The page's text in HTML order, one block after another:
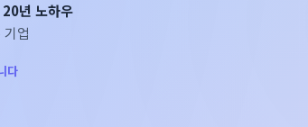
20년 노하우
업
다